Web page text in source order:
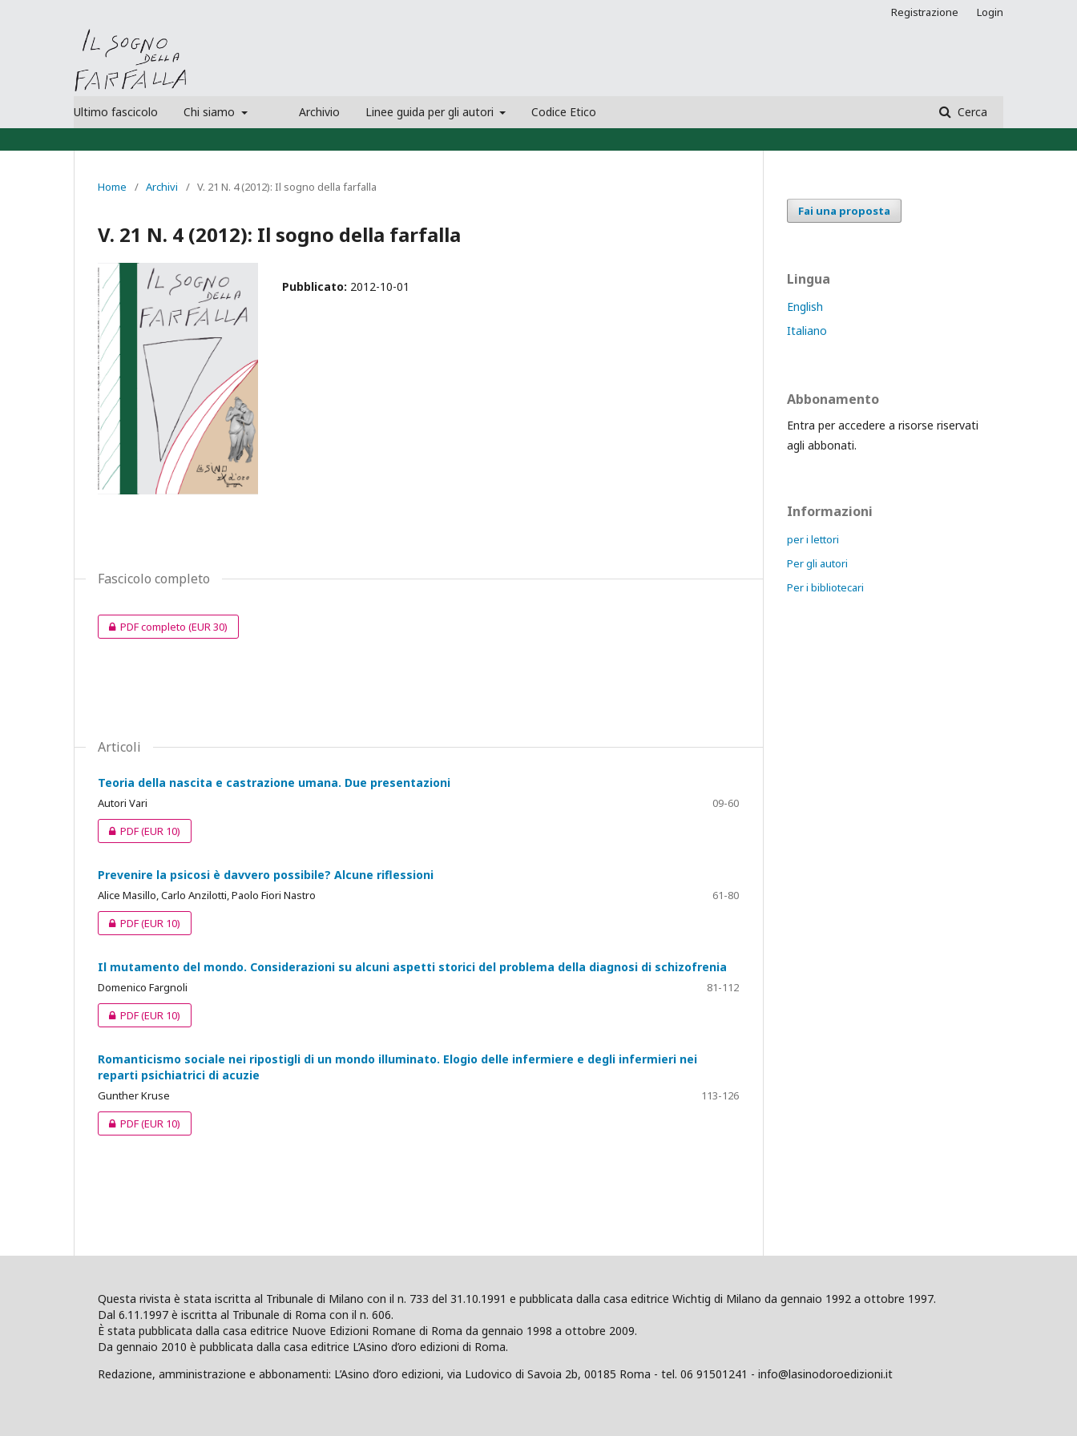
Ultimo fascicolo Chi siamo Archivio Linee guida per gli autori Codice Etico Cerca
Registrazione Login
Home / Archivi / V. 21 N. 4 (2012): Il sogno della farfalla
V. 21 N. 4 (2012): Il sogno della farfalla
Pubblicato: 2012-10-01
Fascicolo completo
PDF completo(EUR 30)
Articoli
Teoria della nascita e castrazione umana. Due presentazioni
Autori Vari
09-60
PDF(EUR 10)
Prevenire la psicosi è davvero possibile? Alcune riflessioni
Alice Masillo, Carlo Anzilotti, Paolo Fiori Nastro
61-80
PDF(EUR 10)
Il mutamento del mondo. Considerazioni su alcuni aspetti storici del problema della diagnosi di schizofrenia
Domenico Fargnoli
81-112
PDF(EUR 10)
Romanticismo sociale nei ripostigli di un mondo illuminato. Elogio delle infermiere e degli infermieri nei
reparti psichiatrici di acuzie
Gunther Kruse
113-126
PDF(EUR 10)
Fai una proposta
Lingua
English
Italiano
Abbonamento
Entra per accedere a risorse riservati
agli abbonati.
Informazioni
per i lettori
Per gli autori
Per i bibliotecari
Questa rivista è stata iscritta al Tribunale di Milano con il n. 733 del 31.10.1991 e pubblicata dalla casa editrice Wichtig di Milano da gennaio 1992 a ottobre 1997.
Dal 6.11.1997 è iscritta al Tribunale di Roma con il n. 606.
È stata pubblicata dalla casa editrice Nuove Edizioni Romane di Roma da gennaio 1998 a ottobre 2009.
Da gennaio 2010 è pubblicata dalla casa editrice L’Asino d’oro edizioni di Roma.
Redazione, amministrazione e abbonamenti: L’Asino d’oro edizioni, via Ludovico di Savoia 2b, 00185 Roma - tel. 06 91501241 - info@lasinodoroedizioni.it